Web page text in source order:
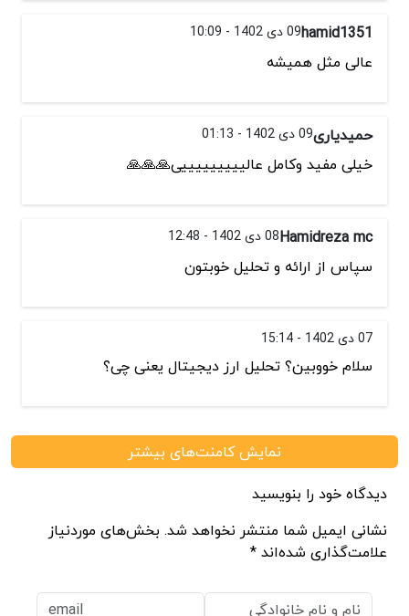
hamid135109 دی 1402 - 10:09
عالی مثل همیشه
حمیدیاری09 دی 1402 - 01:13
خیلی مفید وکامل عالیییییییییی🙏🙏🙏
Hamidreza mc08 دی 1402 - 12:48
سپاس از ارائه و تحليل خوبتون
07 دی 1402 - 15:14
سلام خووبین؟ تحلیل ارز دیجیتال یعنی چی؟
نمایش کامنت‌های بیشتر
دیدگاه خود را بنویسید
نشانی ایمیل شما منتشر نخواهد شد. بخش‌های موردنیاز
علامت‌گذاری شده‌اند *